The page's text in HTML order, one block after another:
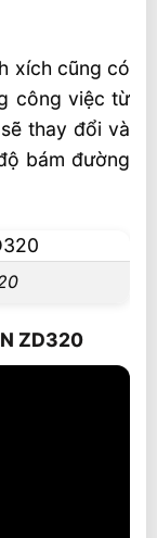
xích cũng có
công việc từ
thay đổi và
bám đường
ZD320